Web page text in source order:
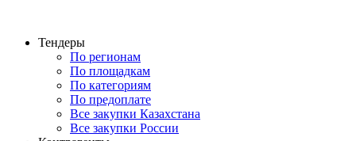
Тендеры
По регионам
По площадкам
По категориям
По предоплате
Все закупки Казахстана
Все закупки России